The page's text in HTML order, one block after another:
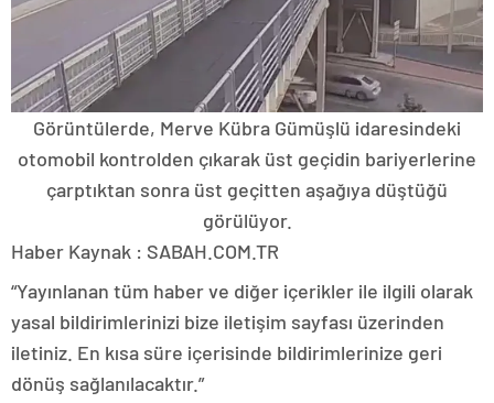
Görüntülerde, Merve Kübra Gümüşlü idaresindeki
otomobil kontrolden çıkarak üst geçidin bariyerlerine
çarptıktan sonra üst geçitten aşağıya düştüğü
görülüyor.
Haber Kaynak : SABAH.COM.TR
“Yayınlanan tüm haber ve diğer içerikler ile ilgili olarak
yasal bildirimlerinizi bize iletişim sayfası üzerinden
iletiniz. En kısa süre içerisinde bildirimlerinize geri
dönüş sağlanılacaktır.”